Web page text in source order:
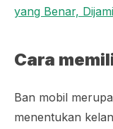
yang Benar,
Cara
Ban mobil
menentukan